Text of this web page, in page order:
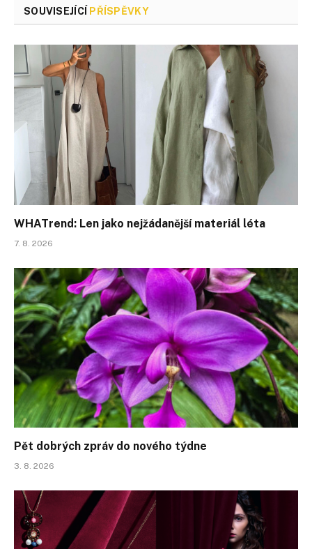
SOUVISEJÍCÍ PŘÍSPĚVKY
WHATrend: Len jako nejžádanější materiál léta
7. 8. 2026
Pět dobrých zpráv do nového týdne
3. 8. 2026